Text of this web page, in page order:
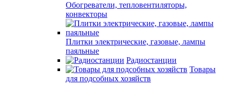
Обогреватели, тепловентиляторы,
конвекторы
Плитки электрические, газовые, лампы
паяльные
Радиостанции
Товары
для подсобных хозяйств